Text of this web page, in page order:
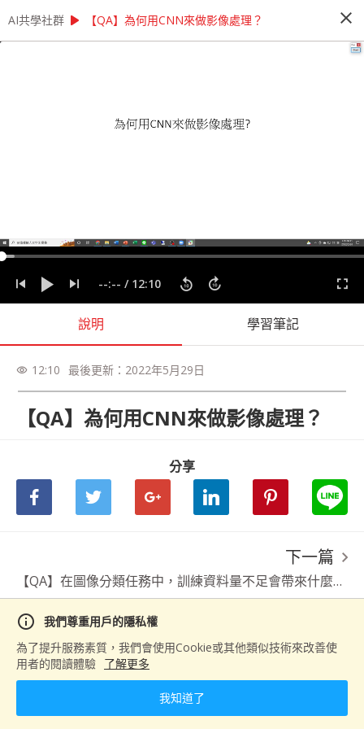
AI共學社群 play_arrow 【教材專區】學習AI有困難？ 讓Cupoy助教來幫你！
學習資料科學時遇到問題，希望能有專業人士線上
即時為您解答嗎？ 想提高模型準確率，卻不知從何
課程內容(51) 學習筆記 會員(77) 課程介紹
info
我們尊重用戶的隱私權
為了提升服務素質，我們會使用Cookie或其他類似技術來改善使
用者的閱讀體驗 了解更多
我知道了
AI共學社群 play_arrow 【QA】為何用CNN來做影像處理？ close
--:-- / 12:10
說明 學習筆記
visibility 12:10 最後更新： 2022年5月29日
【QA】為何用CNN來做影像處理？
分享
下一篇
【QA】在圖像分類任務中，訓練資料量不足會帶來什麼問題？如何緩解資料量不足帶來的問題？